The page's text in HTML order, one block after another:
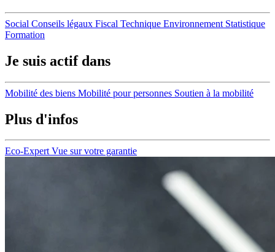
Social Conseils légaux Fiscal Technique Environnement Statistique
Formation
Je suis actif dans
Mobilité des biens Mobilité pour personnes Soutien à la mobilité
Plus d'infos
Eco-Expert Vue sur votre garantie